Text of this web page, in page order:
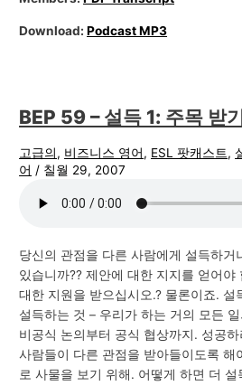
Download:Podcast MP3
BEP 59 – 설득 1: 주목 받
고급의, 비즈니스 영어, ESL 팟캐스트,
어 / 칠월 29, 2007
당신의 관점을 다른 사람에게 설득하거
있습니까?? 제안에 대한 지지를 얻어야
대한 지원을 받으십시오.? 물론이죠. 설
설득하는 것 – 우리가 하는 거의 모든
비공식 논의부터 공식 협상까지. 성공
사람들이 다른 관점을 받아들이도록 해
로 사물을 보기 위해. 어떻게 하면 더